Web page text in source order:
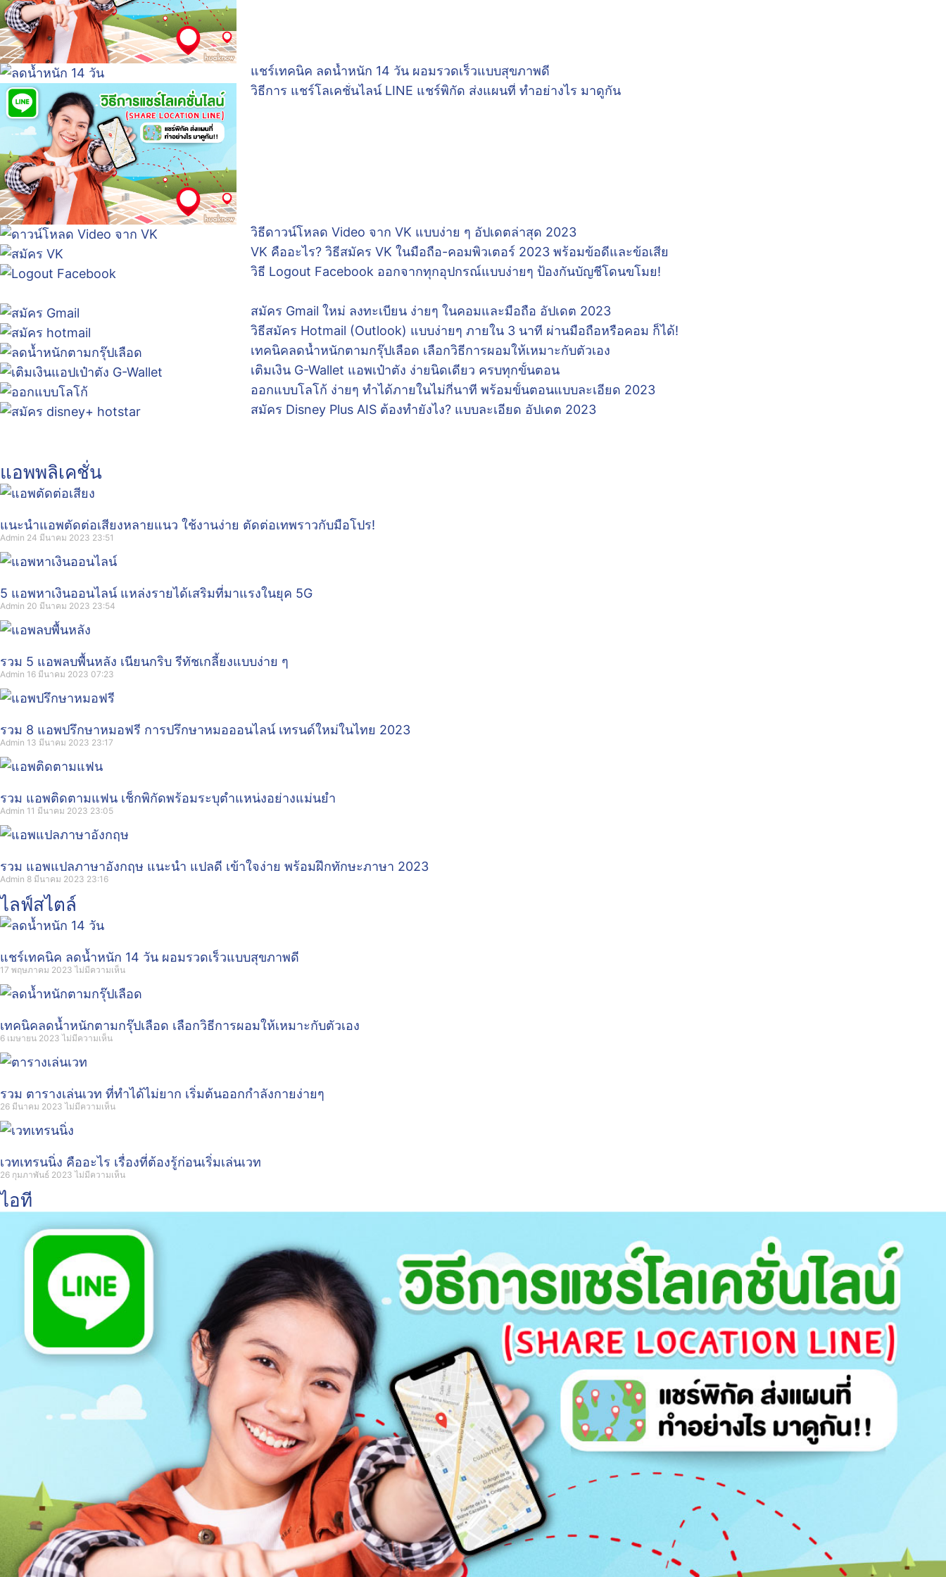
แชร์เทคนิค ลดน้ำหนัก 14 วัน ผอมรวดเร็วแบบสุขภาพดี
วิธีการ แชร์โลเคชั่นไลน์ LINE แชร์พิกัด ส่งแผนที่ ทำอย่างไร มาดูกัน
วิธีดาวน์โหลด Video จาก VK แบบง่าย ๆ อัปเดตล่าสุด 2023
VK คืออะไร? วิธีสมัคร VK ในมือถือ-คอมพิวเตอร์ 2023 พร้อมข้อดีและข้อเสีย
วิธี Logout Facebook ออกจากทุกอุปกรณ์แบบง่ายๆ ป้องกันบัญชีโดนขโมย!
สมัคร Gmail ใหม่ ลงทะเบียน ง่ายๆ ในคอมและมือถือ อัปเดต 2023
วิธีสมัคร Hotmail (Outlook) แบบง่ายๆ ภายใน 3 นาที ผ่านมือถือหรือคอม ก็ได้!
เทคนิคลดน้ำหนักตามกรุ๊ปเลือด เลือกวิธีการผอมให้เหมาะกับตัวเอง
เติมเงิน G-Wallet แอพเป๋าตัง ง่ายนิดเดียว ครบทุกขั้นตอน
ออกแบบโลโก้ ง่ายๆ ทำได้ภายในไม่กี่นาที พร้อมขั้นตอนแบบละเอียด 2023
สมัคร Disney Plus AIS ต้องทำยังไง? แบบละเอียด อัปเดต 2023
แอพพลิเคชั่น
แนะนำแอพตัดต่อเสียงหลายแนว ใช้งานง่าย ตัดต่อเทพราวกับมือโปร!
Admin 24 มีนาคม 2023 23:51
5 แอพหาเงินออนไลน์ แหล่งรายได้เสริมที่มาแรงในยุค 5G
Admin 20 มีนาคม 2023 23:54
รวม 5 แอพลบพื้นหลัง เนียนกริบ รีทัชเกลี้ยงแบบง่าย ๆ
Admin 16 มีนาคม 2023 07:23
รวม 8 แอพปรึกษาหมอฟรี การปรึกษาหมอออนไลน์ เทรนด์ใหม่ในไทย 2023
Admin 13 มีนาคม 2023 23:17
รวม แอพติดตามแฟน เช็กพิกัดพร้อมระบุตำแหน่งอย่างแม่นยำ
Admin 11 มีนาคม 2023 23:05
รวม แอพแปลภาษาอังกฤษ แนะนำ แปลดี เข้าใจง่าย พร้อมฝึกทักษะภาษา 2023
Admin 8 มีนาคม 2023 23:16
ไลฟ์สไตล์
แชร์เทคนิค ลดน้ำหนัก 14 วัน ผอมรวดเร็วแบบสุขภาพดี
17 พฤษภาคม 2023ไม่มีความเห็น
เทคนิคลดน้ำหนักตามกรุ๊ปเลือด เลือกวิธีการผอมให้เหมาะกับตัวเอง
6 เมษายน 2023ไม่มีความเห็น
รวม ตารางเล่นเวท ที่ทำได้ไม่ยาก เริ่มต้นออกกำลังกายง่ายๆ
26 มีนาคม 2023ไม่มีความเห็น
เวทเทรนนิ่ง คืออะไร เรื่องที่ต้องรู้ก่อนเริ่มเล่นเวท
26 กุมภาพันธ์ 2023ไม่มีความเห็น
ไอที